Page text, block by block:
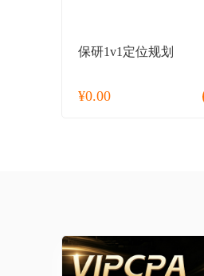
保研1v1定位规划
¥0.00